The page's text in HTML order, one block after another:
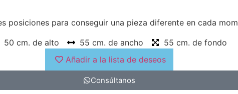
posiciones para conseguir una pieza diferente en cada
50 cm. de alto
55 cm. de ancho
55 cm. de fondo
Añadir a la lista de deseos
Consúltanos